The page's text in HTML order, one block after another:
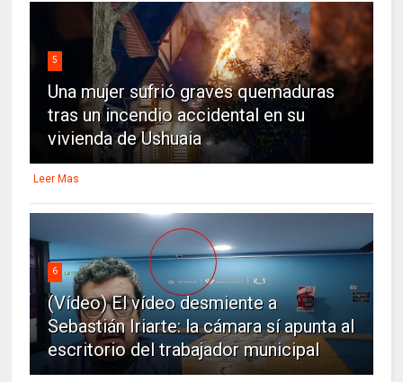
5
Una mujer sufrió graves quemaduras
tras un incendio accidental en su
vivienda de Ushuaia
Leer Mas
6
(Vídeo) El vídeo desmiente a
Sebastián Iriarte: la cámara sí apunta al
escritorio del trabajador municipal